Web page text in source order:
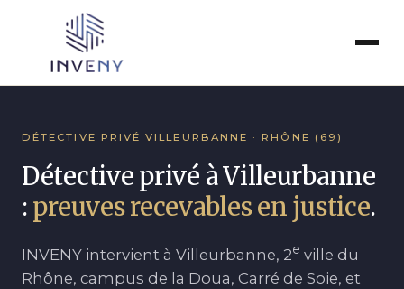
Particuliers
Collectivités
Pénal
DÉTECTIVE PRIVÉ VILLEURBANNE · RHÔNE (69)
Détective privé à Villeurbanne
: preuves recevables en justice.
INVENY intervient à Villeurbanne, 2e ville du
Rhône, campus de la Doua, Carré de Soie, et